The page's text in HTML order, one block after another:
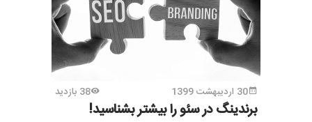
30 اردیبهشت 1399 38 بازدید
برندینگ در سئو را بیشتر بشناسید!